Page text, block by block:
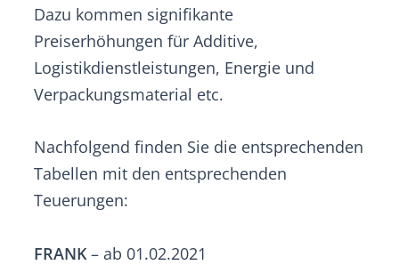
Dazu kommen signifikante
Preiserhöhungen für Additive,
Logistikdienstleistungen, Energie und
Verpackungsmaterial etc.
Nachfolgend finden Sie die entsprechenden
Tabellen mit den entsprechenden
Teuerungen:
FRANK – ab 01.02.2021